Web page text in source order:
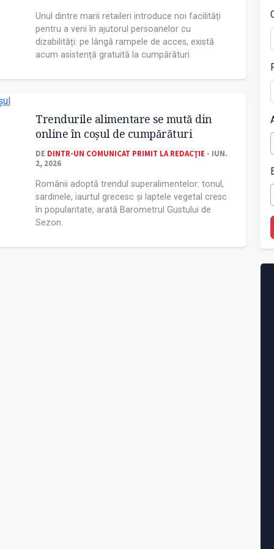
Unul dintre marii retaileri introduce noi facilități
pentru a veni în ajutorul persoanelor cu
dizabilități: pe lângă rampele de acces, există
acum asistență gratuită la cumpărături.
Trendurile alimentare se mută din
online în coșul de cumpărături
DE DINTR-UN COMUNICAT PRIMIT LA REDACŢIE - IUN.
2, 2026
Românii adoptă trendul superalimentelor: tonul,
sardinele, iaurtul grecesc și laptele vegetal cresc
în popularitate, arată Barometrul Gustului de
Sezon.